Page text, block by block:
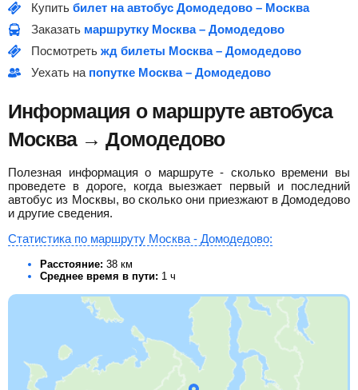
Купить билет на автобус Домодедово – Москва
Заказать маршрутку Москва – Домодедово
Посмотреть жд билеты Москва – Домодедово
Уехать на попутке Москва – Домодедово
Информация о маршруте автобуса
Москва → Домодедово
Полезная информация о маршруте - сколько времени вы
проведете в дороге, когда выезжает первый и последний
автобус из Москвы, во сколько они приезжают в Домодедово
и другие сведения.
Статистика по маршруту Москва - Домодедово:
Расстояние: 38 км
Среднее время в пути: 1 ч